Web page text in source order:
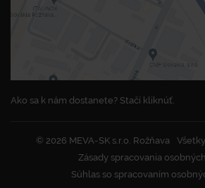
Ako sa k nám dostanete? Stačí kliknúť.
© 2026 MEVA-SK s.r.o. Rožňava
Zásady spracovania
Súhlas so spracovaním